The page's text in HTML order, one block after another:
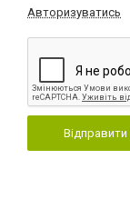
Авторизуватись
Відправити